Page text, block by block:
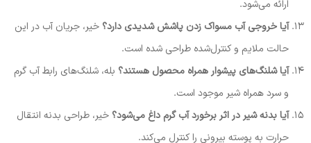
ارائه می‌شود.
آیا خروجی آب مسواک زدن پاشش شدیدی دارد؟ خیر، جریان آب در این
حالت ملایم و کنترل‌شده طراحی شده است.
آیا شلنگ‌های پیشوار همراه محصول هستند؟ بله، شلنگ‌های رابط آب گرم
و سرد همراه شیر موجود است.
آیا بدنه شیر در اثر برخورد آب گرم داغ می‌شود؟ خیر، طراحی بدنه انتقال
حرارت به پوسته بیرونی را کنترل می‌کند.